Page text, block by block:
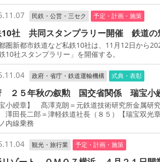
民鉄・公営・三セク 予定・計画・施策
10社 共同スタンプラリー開催 鉄道の
圏新都市鉄道など私鉄10社は、11月12日から
10社スタンプラリー」を開催する。
政府・省庁・鉄道運輸機構 式典・表彰
２５年秋の叙勲 国交省関係 瑞宝小
宝小綬章】 髙澤克朗＝元鉄道技術研究所金属研
田長二郎＝津軽鉄道社長（８５）【瑞宝双光
内線乗務
観光・旅行業 予定・計画・施策